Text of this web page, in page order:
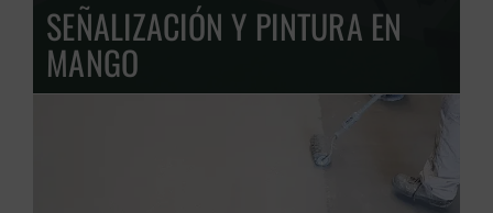
SEÑALIZACIÓN Y PINTURA EN
MANGO